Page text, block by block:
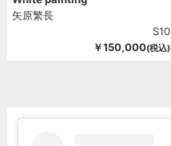
矢原繁長
S10
￥150,000(税込)